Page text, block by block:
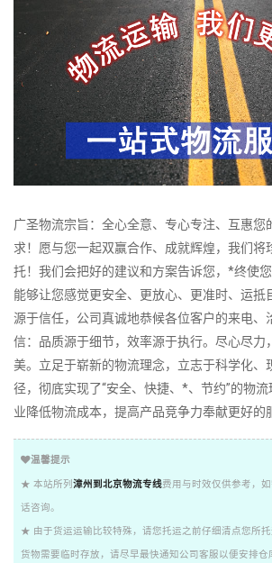
广圣物流宗旨：全心全意、专心专注、互惠您
求！愿与您一起双赢合作、成就辉煌，我们将
托！我们会把好的建议和方案告诉您，*终使
能够让您感觉更安全、更放心、更准时、运抵
源于信任，公司真诚地恭候各位客户的来电、
信：品质源于细节，效率源于执行。尽心尽力
美。立足于崭新的物流理念，立志于科学化、
径，彻底实现了“安全、快捷、*、节约”的物
业降低物流成本，提高产品竞争力奉献更好的
温馨提示
★ 本站所列 漳州到北京物流专线费用与时效仅供参考，
话咨询。
★ 由于货运运输比较特殊，请您托运之前仔细清点您所
货物需要临时存放，请尽早最快通知公司客服以便安排仓